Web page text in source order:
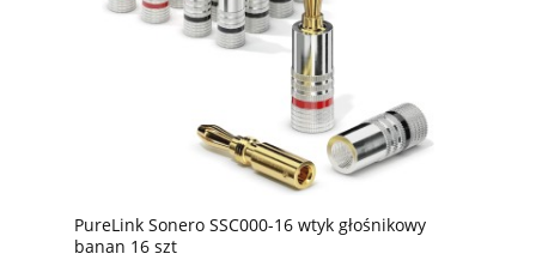
PureLink Sonero SSC000-16 wtyk głośnikowy
banan 16 szt